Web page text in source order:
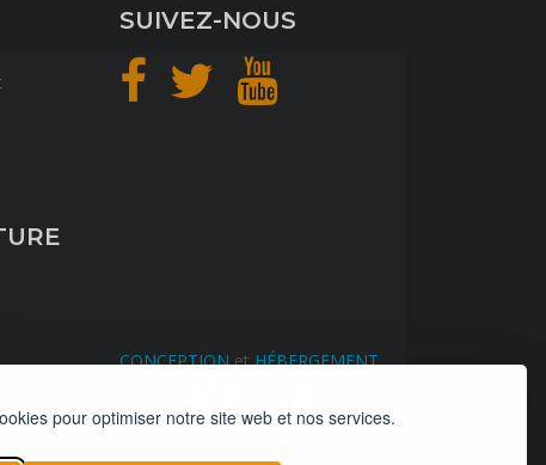
pour optimiser notre site web et nos services.
SUIVEZ-NOUS
CONCEPTIONetHÉBERGEMENT